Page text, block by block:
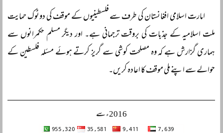
امارت اسلامی افغانستان کی طرف سے فلسطینیوں کے موقف کی دوٹوک حمایت
ملت اسلامیہ کے جذبات کی بروقت ترجمانی ہے۔ اور دیگر مسلم حکمرانوں سے
ہماری گزارش ہے کہ وہ مصلحت کوشی سے گریز کرتے ہوئے مسئلہ فلسطین کے
حوالے سے اپنے ملی موقف کا اعادہ کریں۔
2016ء سے